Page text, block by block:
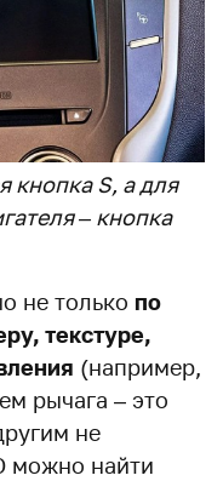
кнопка S, а для
– кнопка
не только по
текстуре,
(например,
рычага – это
не
можно найти